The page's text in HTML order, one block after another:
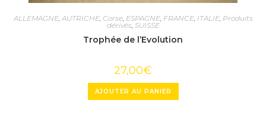
ALLEMAGNE, AUTRICHE, Corse, ESPAGNE, FRANCE, ITALIE, Produits
dérivés, SUISSE
Trophée de l’Evolution
27,00€
AJOUTER AU PANIER